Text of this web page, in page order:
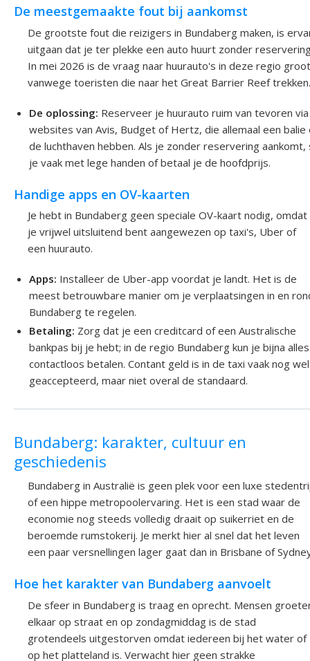
De meestgemaakte fout bij aankomst
De grootste fout die reizigers in Bundaberg maken, is
uitgaan dat je ter plekke een auto huurt zonder
In mei 2026 is de vraag naar huurauto's in deze regio groot
vanwege toeristen die naar het Great Barrier Reef trekken.
De oplossing: Reserveer je huurauto ruim van tevoren
websites van Avis, Budget of Hertz, die allemaal een balie
de luchthaven hebben. Als je zonder reservering aankomt,
je vaak met lege handen of betaal je de hoofdprijs.
Handige apps en OV-kaarten
Je hebt in Bundaberg geen speciale OV-kaart nodig, omdat
je vrijwel uitsluitend bent aangewezen op taxi's, Uber of
een huurauto.
Apps: Installeer de Uber-app voordat je landt. Het is de
meest betrouwbare manier om je verplaatsingen in en
Bundaberg te regelen.
Betaling: Zorg dat je een creditcard of een Australische
bankpas bij je hebt; in de regio Bundaberg kun je bijna alles
contactloos betalen. Contant geld is in de taxi vaak nog wel
geaccepteerd, maar niet overal de standaard.
Bundaberg: karakter, cultuur en
geschiedenis
Bundaberg in Australië is geen plek voor een luxe
of een hippe metropoolervaring. Het is een stad waar de
economie nog steeds volledig draait op suikerriet en de
beroemde rumstokerij. Je merkt hier al snel dat het leven
een paar versnellingen lager gaat dan in Brisbane of
Hoe het karakter van Bundaberg aanvoelt
De sfeer in Bundaberg is traag en oprecht. Mensen
elkaar op straat en op zondagmiddag is de stad
grotendeels uitgestorven omdat iedereen bij het water of
op het platteland is. Verwacht hier geen strakke